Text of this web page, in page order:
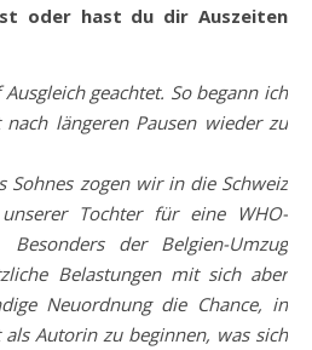
oder hast du dir Auszeiten
geachtet. So begann ich
längeren Pausen wieder zu
Sohnes zogen wir in die Schweiz
Tochter für eine WHO-
Besonders der Belgien-Umzug
Belastungen mit sich aber
Neuordnung die Chance, in
Autorin zu beginnen, was sich